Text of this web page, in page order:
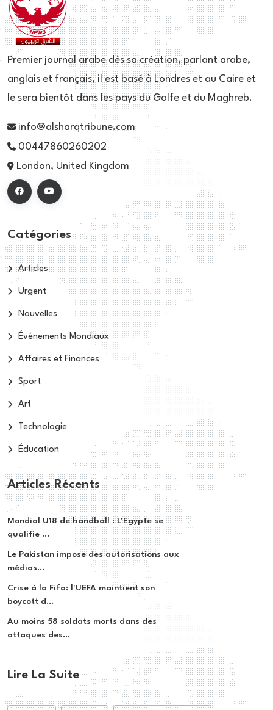
Premier journal arabe dès sa création, parlant arabe,
anglais et français, il est basé à Londres et au Caire et
le sera bientôt dans les pays du Golfe et du Maghreb.
info@alsharqtribune.com
00447860260202
London, United Kingdom
Catégories
Articles
Urgent
Nouvelles
Événements Mondiaux
Affaires et Finances
Sport
Art
Technologie
Éducation
Articles Récents
Mondial U18 de handball : L'Egypte se
qualifie ...
Le Pakistan impose des autorisations aux
médias...
Crise à la Fifa: l'UEFA maintient son
boycott d...
Au moins 58 soldats morts dans des
attaques des...
Lire La Suite